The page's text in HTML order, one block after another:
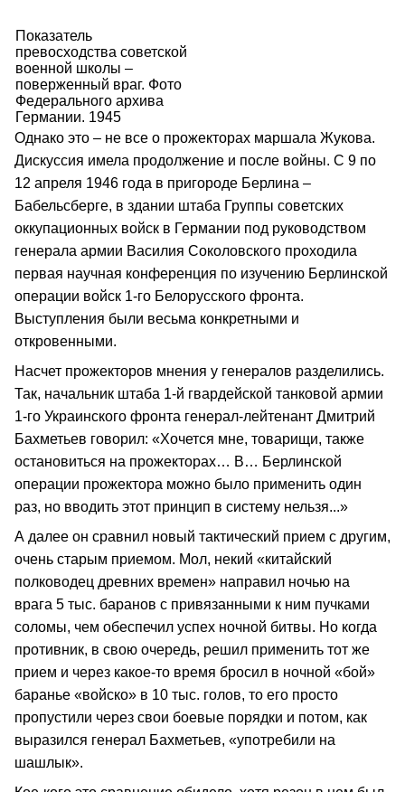
Показатель
превосходства советской
военной школы –
поверженный враг. Фото
Федерального архива
Германии. 1945
Однако это – не все о прожекторах маршала Жукова.
Дискуссия имела продолжение и после войны. С 9 по
12 апреля 1946 года в пригороде Берлина –
Бабельсберге, в здании штаба Группы советских
оккупационных войск в Германии под руководством
генерала армии Василия Соколовского проходила
первая научная конференция по изучению Берлинской
операции войск 1-го Белорусского фронта.
Выступления были весьма конкретными и
откровенными.
Насчет прожекторов мнения у генералов разделились.
Так, начальник штаба 1-й гвардейской танковой армии
1-го Украинского фронта генерал-лейтенант Дмитрий
Бахметьев говорил: «Хочется мне, товарищи, также
остановиться на прожекторах… В… Берлинской
операции прожектора можно было применить один
раз, но вводить этот принцип в систему нельзя...»
А далее он сравнил новый тактический прием с другим,
очень старым приемом. Мол, некий «китайский
полководец древних времен» направил ночью на
врага 5 тыс. баранов с привязанными к ним пучками
соломы, чем обеспечил успех ночной битвы. Но когда
противник, в свою очередь, решил применить тот же
прием и через какое-то время бросил в ночной «бой»
баранье «войско» в 10 тыс. голов, то его просто
пропустили через свои боевые порядки и потом, как
выразился генерал Бахметьев, «употребили на
шашлык».